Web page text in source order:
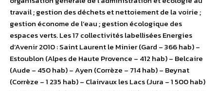
travail ; gestion des déchets et nettoiement de la voirie ;
gestion économe de l’eau ; gestion écologique des
espaces verts. Les 17 collectivités labellisées Energies
d’Avenir 2010 : Saint Laurent le Minier (Gard – 366 hab) –
Estoublon (Alpes de Haute Provence – 412 hab) – Belcaire
(Aude – 450 hab) – Ayen (Corrèze – 714 hab) – Beynat
(Corrèze – 1 235 hab) – Clairvaux les Lacs (Jura – 1 500 hab)